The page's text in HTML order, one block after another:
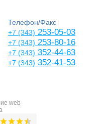
Телефон/Факс
+7 (343) 253-05-03
+7 (343) 253-80-16
+7 (343) 352-44-63
+7 (343) 352-41-53
web